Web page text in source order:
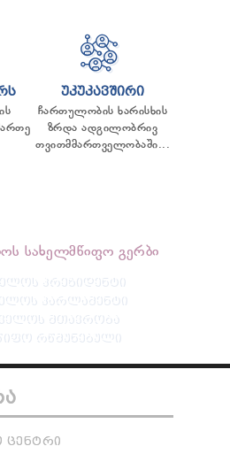
ᲣᲙᲣᲙᲐᲕᲨᲘᲠᲘ
ჩართულობის ხარისხის
ზრდა ადგილობრივ
თვითმმართველობაში...
ᲞᲠᲔᲖᲘᲓᲔᲜᲢᲘ
ᲞᲐᲠᲚᲐᲛᲔᲜᲢᲘ
ᲛᲗᲐᲕᲠᲝᲑᲐ
ᲠᲬᲛᲣᲜᲔᲑᲣᲚᲘ
ᲪᲔᲜᲢᲠᲘ